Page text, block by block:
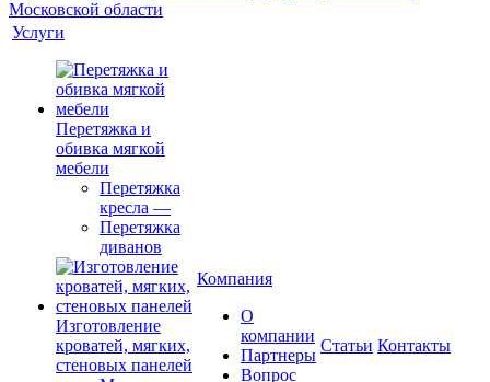
Услуги
Перетяжка и
обивка мягкой
мебели
Перетяжка
кресла —
Перетяжка
диванов
Изготовление
кроватей, мягких,
стеновых панелей
Компания
О
компании
Партнеры
Вопрос
Cтатьи Контакты